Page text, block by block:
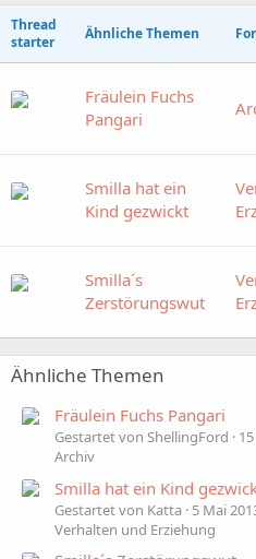
Thread
starter
Ähnliche Themen
Fräulein Fuchs
Pangari
Smilla hat ein
Kind gezwickt
Smilla´s
Zerstörungswut
Ähnliche Themen
Fräulein Fuchs Pangari
Gestartet von ShellingFord
Archiv
Smilla hat ein Kind
Gestartet von Katta 5 Mai
Verhalten und Erziehung